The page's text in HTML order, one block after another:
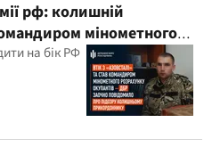
рф: колишній
мінометного
на бік РФ